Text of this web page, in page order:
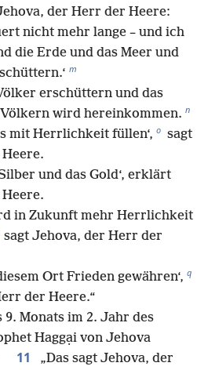
der Herr der Heere:
nicht mehr lange – und ich
die Erde und das Meer und
m
erschüttern und das
wird hereinkommen. n
mit Herrlichkeit füllen‘, o sagt
und das Gold‘, erklärt
in Zukunft mehr Herrlichkeit
sagt Jehova, der Herr der
Ort Frieden gewähren‘, q
der Heere.“
9. Monats im 2. Jahr des
Haggại von Jehova
11
„Das sagt Jehova, der